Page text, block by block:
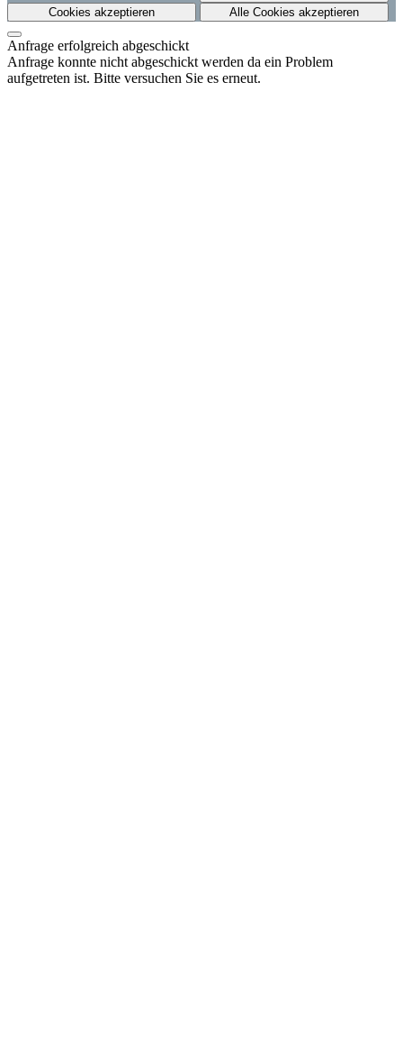
Cookies akzeptieren Alle Cookies akzeptieren
Anfrage erfolgreich abgeschickt
Anfrage konnte nicht abgeschickt werden da ein Problem
aufgetreten ist. Bitte versuchen Sie es erneut.